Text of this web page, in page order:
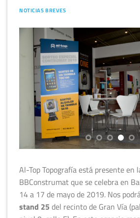
NOTICIAS BREVES
Al-Top Topografía está presente en
BBConstrumat que se celebra en
14 a 17 de mayo de 2019. Nos
stand 25 del recinto de Gran Vía